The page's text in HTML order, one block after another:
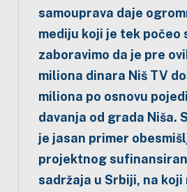
samouprava daje
mediju koji je tek počeo
zaboravimo da je pre
miliona dinara Niš TV
miliona po osnovu
davanja od grada Niša.
je jasan primer
projektnog
sadržaja u Srbiji, na koji